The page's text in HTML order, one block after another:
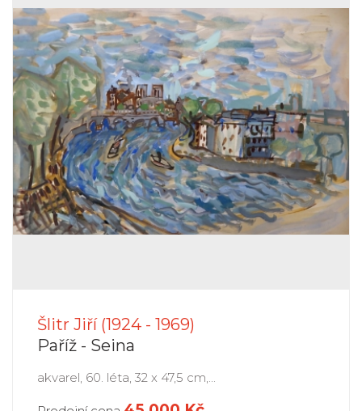
Šlitr Jiří (1924 - 1969)
Paříž - Seina
akvarel, 60. léta, 32 x 47,5 cm,...